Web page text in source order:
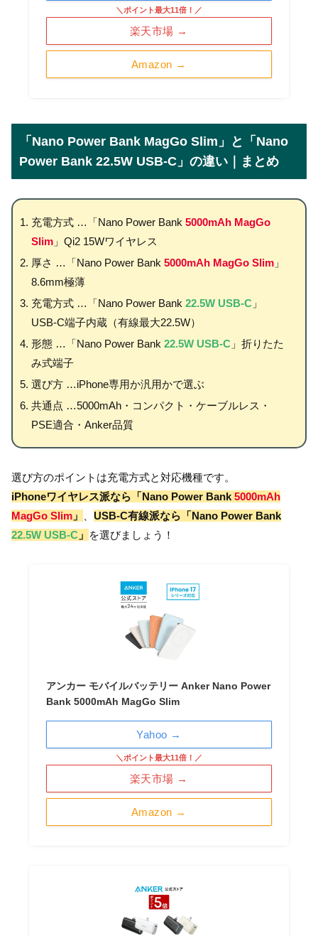
Amazon →
＼ポイント最大11倍！／
楽天市場 →
「Nano Power Bank MagGo Slim」と「Nano
Power Bank 22.5W USB-C」の違い｜まとめ
充電方式 …「Nano Power Bank 5000mAh MagGo
Slim」Qi2 15Wワイヤレス
厚さ …「Nano Power Bank 5000mAh MagGo Slim」
8.6mm極薄
充電方式 …「Nano Power Bank 22.5W USB-C」
USB-C端子内蔵（有線最大22.5W）
形態 …「Nano Power Bank 22.5W USB-C」折りたた
み式端子
選び方 …iPhone専用か汎用かで選ぶ
共通点 …5000mAh・コンパクト・ケーブルレス・
PSE適合・Anker品質
選び方のポイントは充電方式と対応機種です。
iPhoneワイヤレス派なら「Nano Power Bank 5000mAh
MagGo Slim 」
USB-C有線派なら「Nano Power Bank
22.5W USB-C 」 を選びましょう！
アンカー モバイルバッテリー Anker Nano Power
Bank 5000mAh MagGo Slim
Amazon →
＼ポイント最大11倍！／
楽天市場 →
Yahoo →